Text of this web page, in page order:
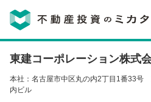
不動産投資のミカタとは
東建コーポレーション株式
本社：名古屋市中区丸の内2丁目1番33号
内ビル